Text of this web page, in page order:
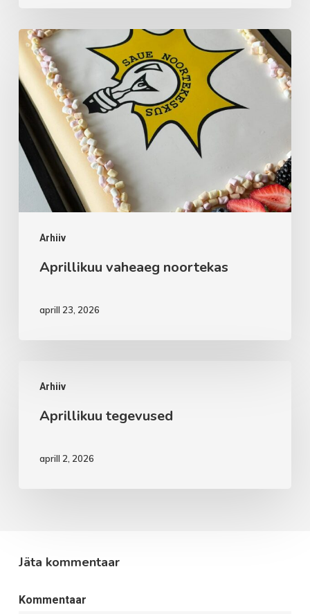
Arhiiv
Aprillikuu
vaheaeg
noortekas
Aprillikuu vaheaeg noortekas
aprill 23, 2026
Arhiiv
tegevused
Aprillikuu tegevused
aprill 2, 2026
Jäta kommentaar
Kommentaar